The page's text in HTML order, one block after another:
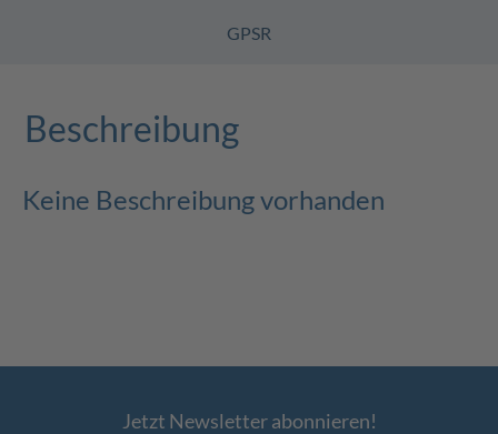
GPSR
Beschreibung
Keine Beschreibung vorhanden
Jetzt Newsletter abonnieren!